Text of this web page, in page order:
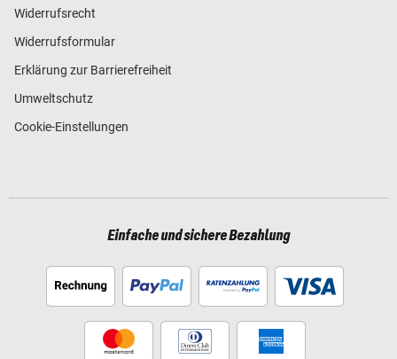
Widerrufsrecht
Widerrufsformular
Erklärung zur Barrierefreiheit
Umweltschutz
Cookie-Einstellungen
Einfache und sichere Bezahlung